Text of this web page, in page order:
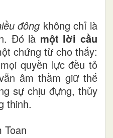
đông không chỉ là
Đó là một lời cầu
chứng từ cho thấy:
quyền lực đều tỏ
âm thầm giữ thế
sự chịu đựng, thủy
thinh.
Toan